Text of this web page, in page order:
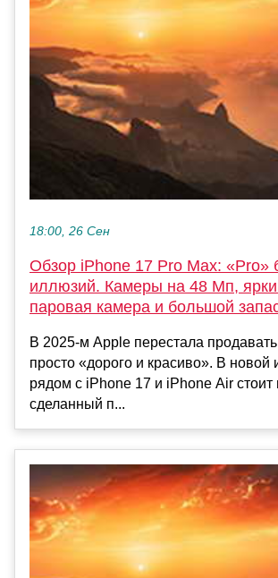
18:00, 26 Сен
Обзор iPhone 17 Pro Max: «Pro»
иллюзий. Камеры на 48 Мп,
паровая камера и большой
В 2025-м Apple перестала
просто «дорого и красиво». В новой
рядом с iPhone 17 и iPhone Air стоит
сделанный п...